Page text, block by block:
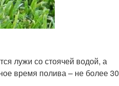
лужи со стоячей водой, а
время полива – не более 30